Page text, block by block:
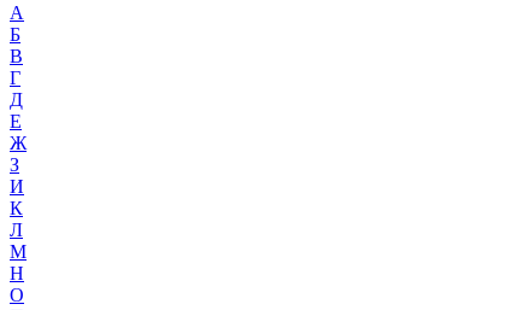
А
Б
В
Г
Д
Е
Ж
З
И
К
Л
М
Н
О